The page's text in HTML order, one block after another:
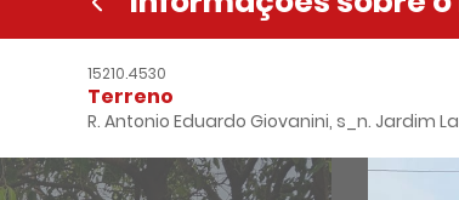
15210.4530
Terreno
R. Antonio Eduardo Giovanini, s_n. Jardim